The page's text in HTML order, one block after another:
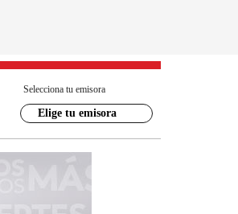
Selecciona tu emisora
Elige tu emisora